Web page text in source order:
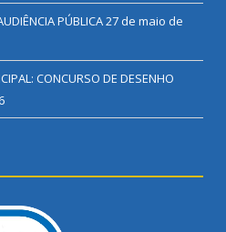
PÚBLICA27 de maio de
CONCURSO DE DESENHO